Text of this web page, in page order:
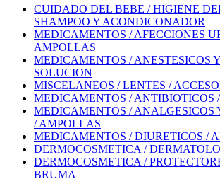
CUIDADO DEL BEBE / HIGIENE
SHAMPOO Y ACONDICONADOR
MEDICAMENTOS / AFECCIONES
AMPOLLAS
MEDICAMENTOS / ANESTESICOS
SOLUCION
MISCELANEOS / LENTES /
MEDICAMENTOS / ANTIBIOTICOS
MEDICAMENTOS / ANALGESICOS
/ AMPOLLAS
MEDICAMENTOS / DIURETICOS /
DERMOCOSMETICA /
DERMOCOSMETICA /
BRUMA